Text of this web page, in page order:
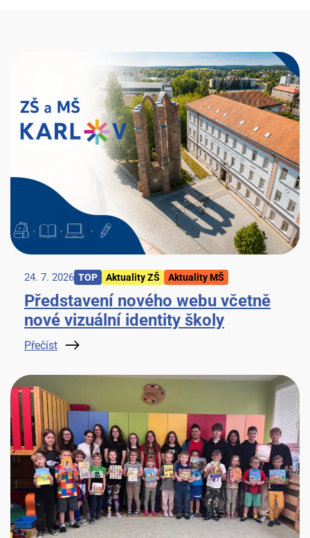
24. 7. 2026 TOP Aktuality ZŠ Aktuality MŠ
Představení nového webu včetně
nové vizuální identity školy
Přečíst